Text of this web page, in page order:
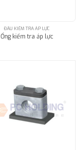
ĐẦU KIỂM TRA ÁP LỰC
Ống kiểm tra áp lực